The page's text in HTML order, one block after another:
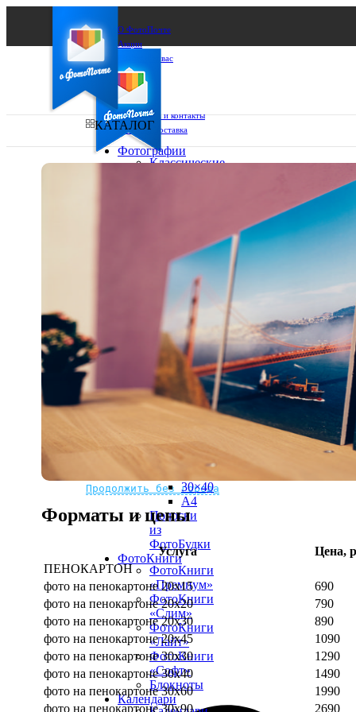
О ФотоПочте
Акции
Сделаем за вас
Бизнесу
FAQ
Франшиза
Поддержка и контакты
Оплата и доставка
Не нашли Ваш город?
Мы доставляем по всему миру
Продолжить без города
КАТАЛОГ
Фотографии
Классические
15х20
20х20
20х30
30х30
30х40
А4
Фото
рамке
10х10
10×15
13×18
15×15
20×20
20×30
30×40
A4
Полоски
из
ФотоБудки
ФотоКниги
ФотоКниги
«Премиум»
ФотоКниги
«Слим»
ФотоКниги
«Лайт»
ФотоКниги
«Софт»
Блокноты
Календари
Форматы и цены
Услуга
Цена,
ПЕНОКАРТОН
фото на пенокартоне 20х15
690
фото на пенокартоне 20х20
790
фото на пенокартоне 20х30
890
фото на пенокартоне 20х45
1090
фото на пенокартоне 30х30
1290
фото на пенокартоне 30х40
1490
фото на пенокартоне 30х60
1990
фото на пенокартоне 30х90
2690